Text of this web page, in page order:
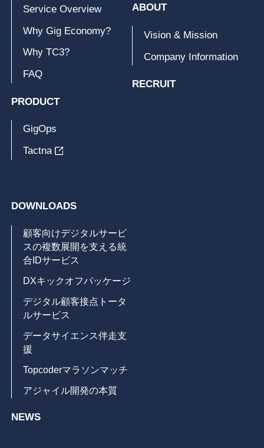
Service Overview
Why Gig Economy?
Why TC3?
FAQ
PRODUCT
GigOps
Tactna
ABOUT
Vision & Mission
Company Information
RECRUIT
DOWNLOADS
顧客向けデジタルサービ
スの複数展開を支える統
合IDサービス
DXキックオフパッケージ
デジタル顧客接点トータ
ルサービス
データサイエンス伴走支
援
Topcoderマラソンマッチ
アジャイル開発の本質
NEWS